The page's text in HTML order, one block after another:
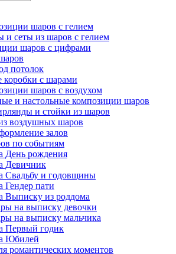
шаров с гелием
и сеты из шаров с гелием
шаров с цифрами
потолок
коробки с шарами
шаров с воздухом
и настольные композиции шаров
и стойки из шаров
воздушных шаров
залов
по событиям
День рождения
Девичник
Свадьбу и годовщины
пати
из роддома
на выписку девочки
на выписку мальчика
Первый годик
Юбилей
романтических моментов